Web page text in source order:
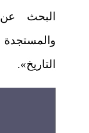
البحث
والمستجدة
التاريخ».